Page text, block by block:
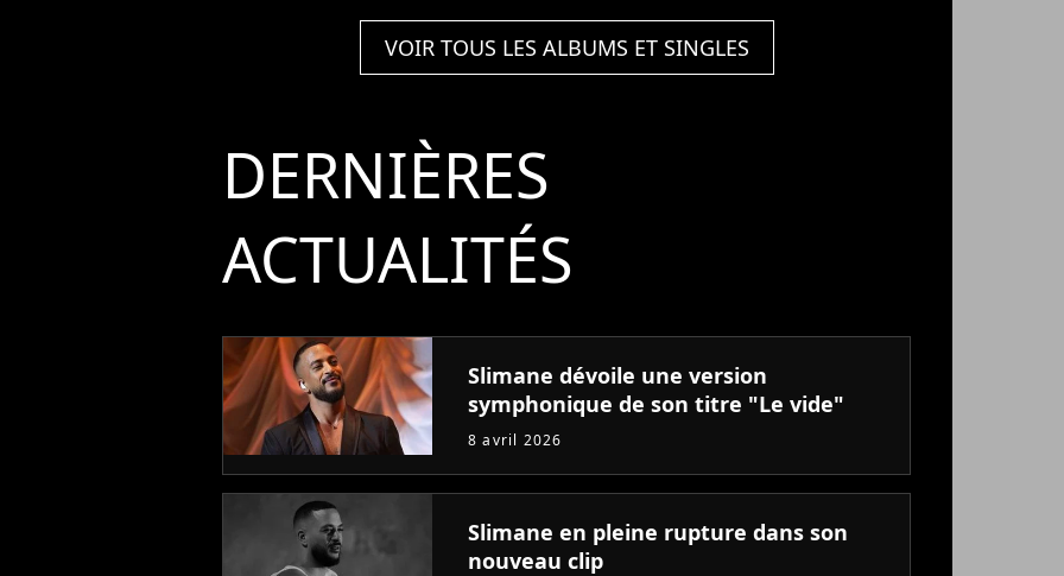
VOIR TOUS LES ALBUMS ET SINGLES
DERNIÈRES
ACTUALITÉS
Slimane dévoile une version
symphonique de son titre "Le vide"
8 avril 2026
Slimane en pleine rupture dans son
nouveau clip